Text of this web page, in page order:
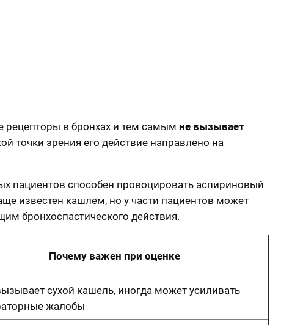
рецепторы в бронхах и тем самым не вызывает
точки зрения его действие направлено на
пациентов способен провоцировать аспириновый
известен кашлем, но у части пациентов может
бронхоспастического действия.
Почему важен при оценке
сухой кашель, иногда может усиливать
жалобы